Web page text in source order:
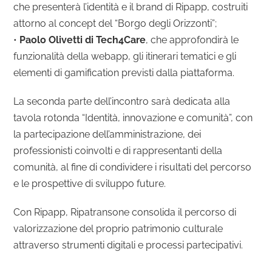
che presenterà l’identità e il brand di Ripapp, costruiti
attorno al concept del “Borgo degli Orizzonti”;
• Paolo Olivetti di Tech4Care, che approfondirà le
funzionalità della webapp, gli itinerari tematici e gli
elementi di gamification previsti dalla piattaforma.
La seconda parte dell’incontro sarà dedicata alla
tavola rotonda “Identità, innovazione e comunità”, con
la partecipazione dell’amministrazione, dei
professionisti coinvolti e di rappresentanti della
comunità, al fine di condividere i risultati del percorso
e le prospettive di sviluppo future.
Con Ripapp, Ripatransone consolida il percorso di
valorizzazione del proprio patrimonio culturale
attraverso strumenti digitali e processi partecipativi.